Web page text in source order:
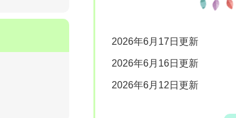
2026年6月17日更新
2026年6月16日更新
2026年6月12日更新